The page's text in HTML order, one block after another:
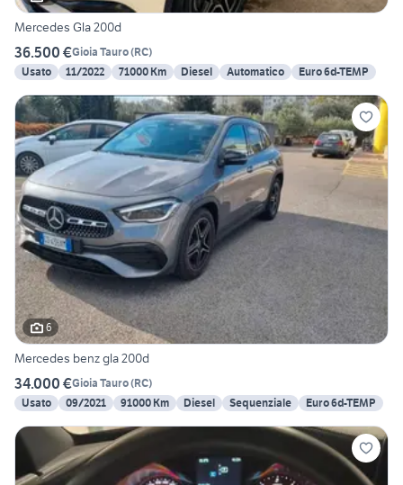
Mercedes Gla 200d
36.500 €Gioia Tauro(RC)
Usato
11/2022 71000 Km Diesel Automatico Euro 6d-TEMP
6
Mercedes benz gla 200d
34.000 €Gioia Tauro(RC)
Usato
09/2021 91000 Km Diesel Sequenziale Euro 6d-TEMP